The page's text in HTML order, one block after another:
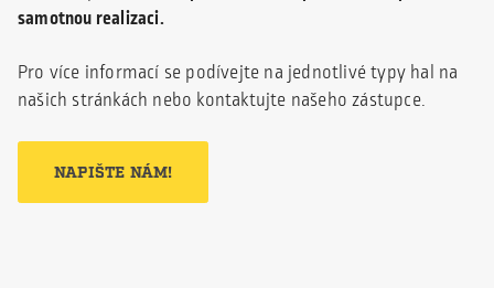
samotnou realizaci.
Pro více informací se podívejte na jednotlivé typy hal na
našich stránkách nebo kontaktujte našeho zástupce.
NAPIŠTE NÁM!